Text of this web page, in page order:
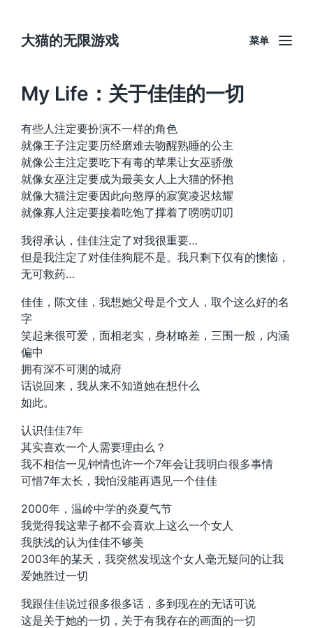
大猫的无限游戏 菜单
My Life：关于佳佳的一切
有些人注定要扮演不一样的角色
就像王子注定要历经磨难去吻醒熟睡的公主
就像公主注定要吃下有毒的苹果让女巫骄傲
就像女巫注定要成为最美女人上大猫的怀抱
就像大猫注定要因此向憨厚的寂寞凌迟炫耀
就像寡人注定要接着吃饱了撑着了唠唠叨叨
我得承认，佳佳注定了对我很重要…
但是我注定了对佳佳狗屁不是。我只剩下仅有的懊恼，
无可救药…
佳佳，陈文佳，我想她父母是个文人，取个这么好的名
字
笑起来很可爱，面相老实，身材略差，三围一般，内涵
偏中
拥有深不可测的城府
话说回来，我从来不知道她在想什么
如此。
认识佳佳7年
其实喜欢一个人需要理由么？
我不相信一见钟情也许一个7年会让我明白很多事情
可惜7年太长，我怕没能再遇见一个佳佳
2000年，温岭中学的炎夏气节
我觉得我这辈子都不会喜欢上这么一个女人
我肤浅的认为佳佳不够美
2003年的某天，我突然发现这个女人毫无疑问的让我
爱她胜过一切
我跟佳佳说过很多很多话，多到现在的无话可说
这是关于她的一切，关于有我存在的画面的一切